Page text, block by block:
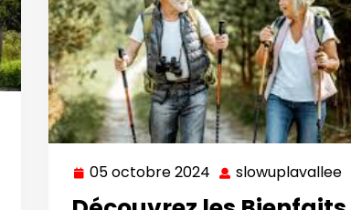
slowuplavallee
05 octobre 2024 05
octobre
slowuplavallee